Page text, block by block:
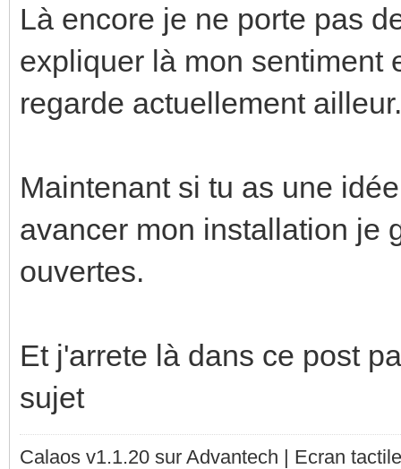
Là encore je ne porte pas
expliquer là mon sentiment
regarde actuellement ailleur.
Maintenant si tu as une
avancer mon installation je
ouvertes.
Et j'arrete là dans ce post
sujet
Calaos v1.1.20 sur Advantech | Ecran